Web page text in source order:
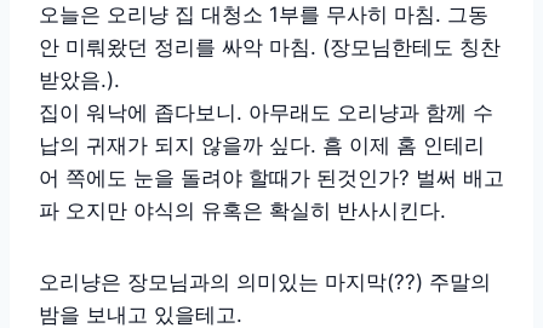
오늘은 오리냥 집 대청소 1부를 무사히 마침. 그동
안 미뤄왔던 정리를 싸악 마침. (장모님한테도 칭찬
받았음.).
집이 워낙에 좁다보니. 아무래도 오리냥과 함께 수
납의 귀재가 되지 않을까 싶다. 흠 이제 홈 인테리
어 쪽에도 눈을 돌려야 할때가 된것인가? 벌써 배고
파 오지만 야식의 유혹은 확실히 반사시킨다.
오리냥은 장모님과의 의미있는 마지막(??) 주말의
밤을 보내고 있을테고.